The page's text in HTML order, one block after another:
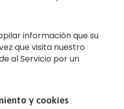
información que su
que visita nuestro
al Servicio por un
y cookies